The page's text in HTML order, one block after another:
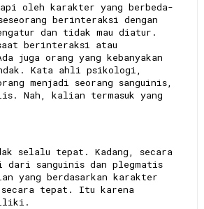
oleh karakter yang berbeda-
berinteraksi dengan
dan tidak mau diatur.
berinteraksi atau
juga orang yang kebanyakan
Kata ahli psikologi,
menjadi seorang sanguinis,
Nah, kalian termasuk yang
selalu tepat. Kadang, secara
dari sanguinis dan plegmatis
yang berdasarkan karakter
tepat. Itu karena